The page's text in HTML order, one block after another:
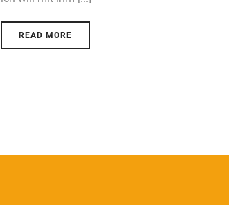
READ MORE